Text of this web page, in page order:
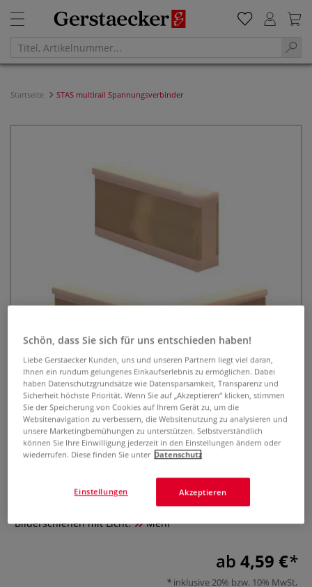
Startseite STAS multirail Spannungsverbinder
STAS multirail
Spannungsverbinder
0 Bewertungen
Für die fortlaufender Montage von mehreren STAS multirail
Bilderschienen mit Licht.
Mehr
ab 4,59 €
inklusive 20% bzw. 10% MwSt,
Schön, dass Sie sich für uns entschieden haben!
Liebe Gerstaecker Kunden, uns und unseren Partnern liegt viel daran,
Ihnen ein rundum gelungenes Einkaufserlebnis zu ermöglichen. Dabei
haben Datenschutzgrundsätze wie Datensparsamkeit, Transparenz und
Sicherheit höchste Priorität. Wenn Sie auf „Akzeptieren“ klicken, stimmen
Sie der Speicherung von Cookies auf Ihrem Gerät zu, um die
Websitenavigation zu verbessern, die Websitenutzung zu analysieren und
unsere Marketingbemühungen zu unterstützen. Selbstverständlich
können Sie Ihre Einwilligung jederzeit in den Einstellungen ändern oder
wiederrufen. Diese finden Sie unter Datenschutz
Akzeptieren
Einstellungen